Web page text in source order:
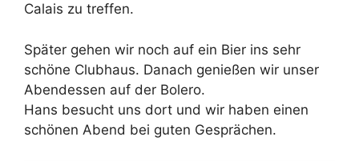
Calais zu treffen.
Später gehen wir noch auf ein Bier ins sehr
schöne Clubhaus. Danach genießen wir unser
Abendessen auf der Bolero.
Hans besucht uns dort und wir haben einen
schönen Abend bei guten Gesprächen.